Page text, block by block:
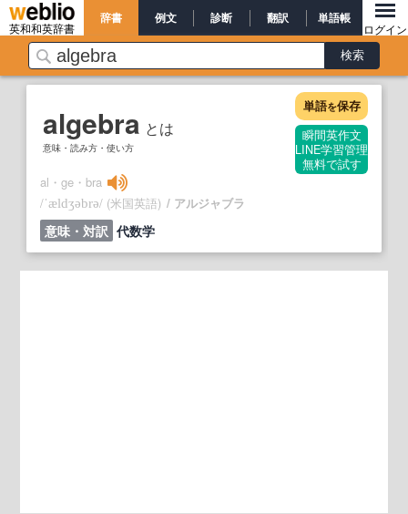
英和和英辞書
辞書 例文 診断 翻訳 単語帳
ログイン
algebra とは
意味・読み方・使い方
単語を保存
瞬間英作文
LINE学習管理
無料で試す
al・ge・bra
/ˈældʒəbrə/ (米国英語) アルジャブラ
意味・対訳 代数学